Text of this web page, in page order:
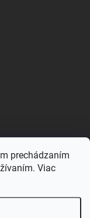
prechádzaním
Viac